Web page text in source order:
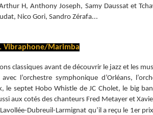
H, Anthony Joseph, Samy Daussat et
Nico Gori, Sandro Zérafa...
Vibraphone/Marimba
classiques avant de découvrir le jazz et les
l’orchestre symphonique d’Orléans,
le septet Hobo Whistle de JC Cholet, le big
aux cotés des chanteurs Fred Metayer et
Dubreuil-Larmignat qu’il a reçu le 1er